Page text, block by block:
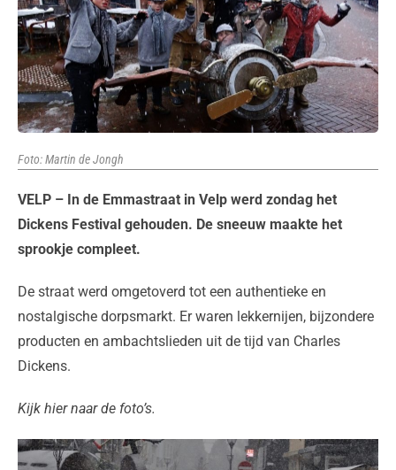
Foto: Martin de Jongh
VELP – In de Emmastraat in Velp werd zondag het
Dickens Festival gehouden. De sneeuw maakte het
sprookje compleet.
De straat werd omgetoverd tot een authentieke en
nostalgische dorpsmarkt. Er waren lekkernijen, bijzondere
producten en ambachtslieden uit de tijd van Charles
Dickens.
Kijk hier naar de foto’s.